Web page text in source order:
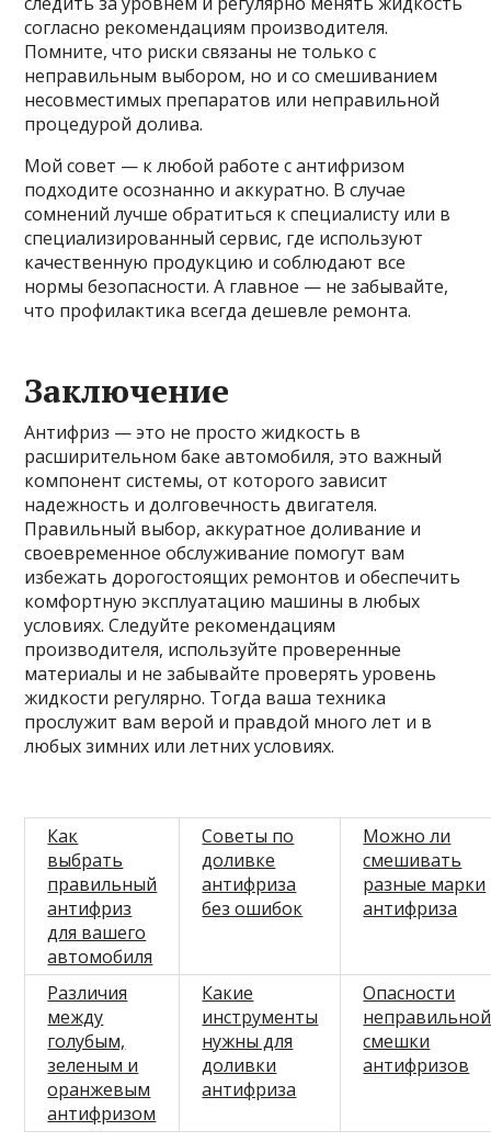
согласно рекомендациям производителя.
Помните, что риски связаны не только с
неправильным выбором, но и со смешиванием
несовместимых препаратов или неправильной
процедурой долива.
Мой совет — к любой работе с антифризом
подходите осознанно и аккуратно. В случае
сомнений лучше обратиться к специалисту или в
специализированный сервис, где используют
качественную продукцию и соблюдают все
нормы безопасности. А главное — не забывайте,
что профилактика всегда дешевле ремонта.
Заключение
Антифриз — это не просто жидкость в
расширительном баке автомобиля, это важный
компонент системы, от которого зависит
надежность и долговечность двигателя.
Правильный выбор, аккуратное доливание и
своевременное обслуживание помогут вам
избежать дорогостоящих ремонтов и обеспечить
комфортную эксплуатацию машины в любых
условиях. Следуйте рекомендациям
производителя, используйте проверенные
материалы и не забывайте проверять уровень
жидкости регулярно. Тогда ваша техника
прослужит вам верой и правдой много лет и в
любых зимних или летних условиях.
Как
выбрать
правильный
антифриз
для вашего
автомобиля
Советы по
доливке
антифриза
без ошибок
Можно ли
смешивать
разные марки
антифриза
Различия
между
голубым,
зеленым и
оранжевым
антифризом
Какие
инструменты
нужны для
доливки
антифриза
Опасности
неправильной
смешки
антифризов